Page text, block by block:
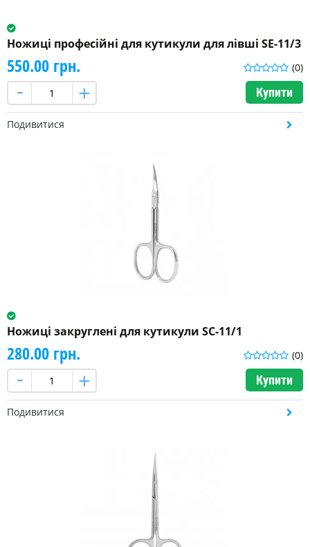
Ножиці професійні для кутикули для лівші SE-11/3
(0)
550.00 грн.
Купити
Подивитися
Ножиці закруглені для кутикули SC-11/1
(0)
280.00 грн.
Купити
Подивитися